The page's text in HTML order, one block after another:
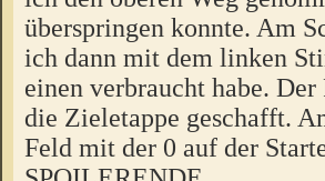
überspringen konnte. Am
ich dann mit dem linken
einen verbraucht habe.
die Zieletappe geschafft.
Feld mit der 0 auf der